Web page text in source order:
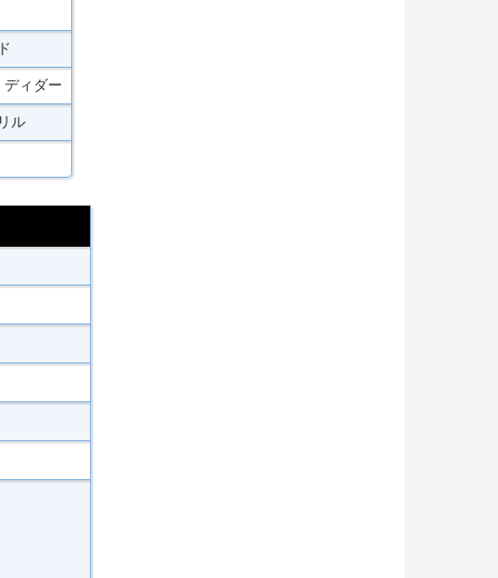
ディダー
ル